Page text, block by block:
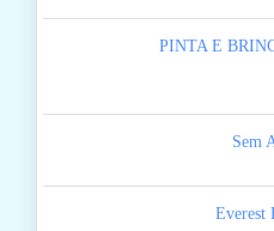
PINTA E
Sem
Everest